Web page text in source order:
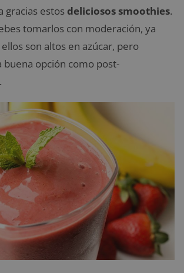
gracias estos deliciosos smoothies.
tomarlos con moderación, ya
son altos en azúcar, pero
buena opción como post-